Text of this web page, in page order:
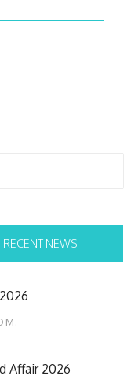
RECENT NEWS
Affair 2026